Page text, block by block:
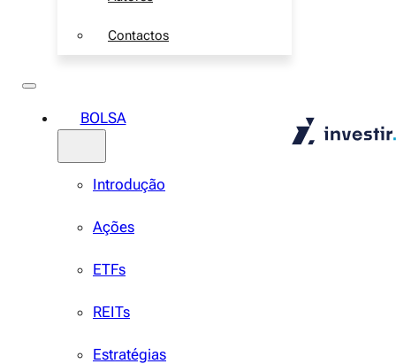
Contactos
BOLSA
Introdução
Ações
ETFs
REITs
Estratégias